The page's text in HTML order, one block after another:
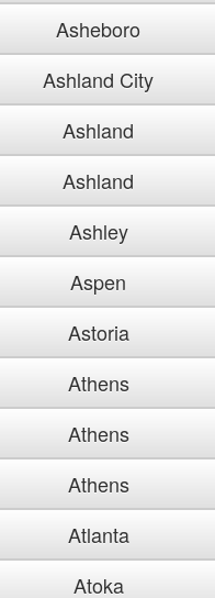
Asheboro
Ashland City
Ashland
Ashland
Ashley
Aspen
Astoria
Athens
Athens
Athens
Atlanta
Atoka